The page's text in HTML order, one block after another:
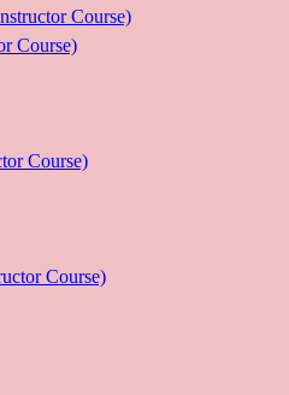
Course)
Course)
Course)
Course)